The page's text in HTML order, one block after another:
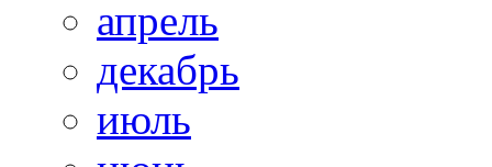
апрель
декабрь
июль